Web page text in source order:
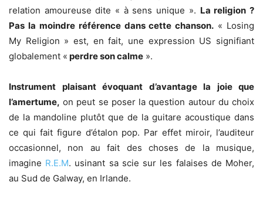
relation amoureuse dite « à sens unique ». La religion ?
Pas la moindre référence dans cette chanson. « Losing
My Religion » est, en fait, une expression US signifiant
globalement « perdre son calme ».
Instrument plaisant évoquant d’avantage la joie que
l’amertume, on peut se poser la question autour du choix
de la mandoline plutôt que de la guitare acoustique dans
ce qui fait figure d’étalon pop. Par effet miroir, l’auditeur
occasionnel, non au fait des choses de la musique,
imagine R.E.M. usinant sa scie sur les falaises de Moher,
au Sud de Galway, en Irlande.